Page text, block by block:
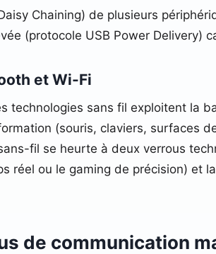
Chaining) de plusieurs
(protocole USB Power Delivery)
et Wi-Fi
technologies sans fil exploitent la
(souris, claviers, surfaces
fil se heurte à deux verrous
réel ou le gaming de précision) et
de communication